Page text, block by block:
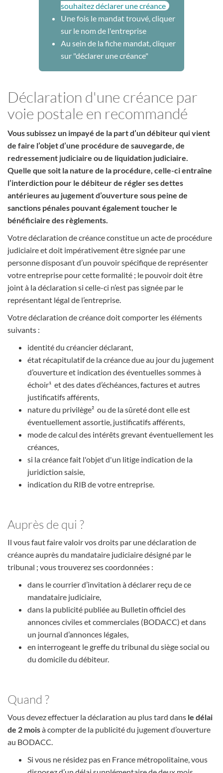
souhaitez déclarer une créance
Une fois le mandat trouvé, cliquer
sur le nom de l'entreprise
Au sein de la fiche mandat, cliquer
sur "déclarer une créance"
Déclaration d'une créance par
voie postale en recommandé
Vous subissez un impayé de la part d’un débiteur qui vient
de faire l’objet d’une procédure de sauvegarde, de
redressement judiciaire ou de liquidation judiciaire.
Quelle que soit la nature de la procédure, celle-ci entraîne
l’interdiction pour le débiteur de régler ses dettes
antérieures au jugement d’ouverture sous peine de
sanctions pénales pouvant également toucher le
bénéficiaire des règlements.
Votre déclaration de créance constitue un acte de procédure
judiciaire et doit impérativement être signée par une
personne disposant d’un pouvoir spécifique de représenter
votre entreprise pour cette formalité ; le pouvoir doit être
joint à la déclaration si celle-ci n’est pas signée par le
représentant légal de l’entreprise.
Votre déclaration de créance doit comporter les éléments
suivants :
identité du créancier déclarant,
état récapitulatif de la créance due au jour du jugement
d’ouverture et indication des éventuelles sommes à
échoir¹ et des dates d’échéances, factures et autres
justificatifs afférents,
nature du privilège² ou de la sûreté dont elle est
éventuellement assortie, justificatifs afférents,
mode de calcul des intérêts grevant éventuellement les
créances,
si la créance fait l'objet d'un litige indication de la
juridiction saisie,
indication du RIB de votre entreprise.
Auprès de qui ?
Il vous faut faire valoir vos droits par une déclaration de
créance auprès du mandataire judiciaire désigné par le
tribunal ; vous trouverez ses coordonnées :
dans le courrier d’invitation à déclarer reçu de ce
mandataire judiciaire,
dans la publicité publiée au Bulletin officiel des
annonces civiles et commerciales (BODACC) et dans
un journal d’annonces légales,
en interrogeant le greffe du tribunal du siège social ou
du domicile du débiteur.
Quand ?
Vous devez effectuer la déclaration au plus tard dans le délai
de 2 moisà compter de la publicité du jugement d’ouverture
au BODACC.
Si vous ne résidez pas en France métropolitaine, vous